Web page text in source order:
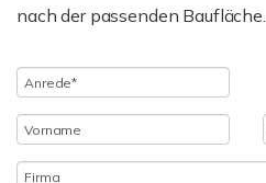
nach der passenden Baufläche.